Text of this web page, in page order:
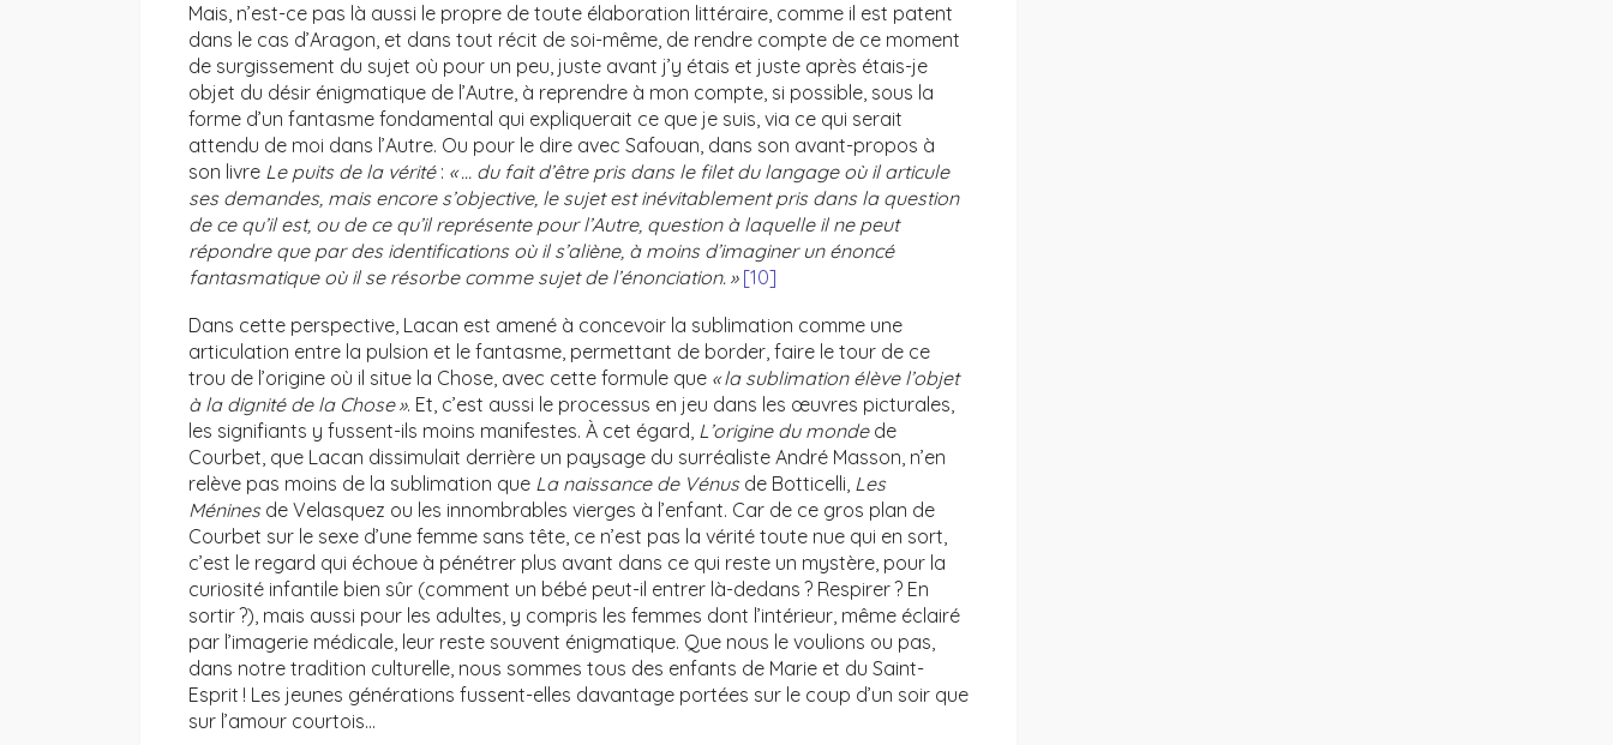
Mais, n’est-ce pas là aussi le propre de toute élaboration littéraire, comme il est patent
dans le cas d’Aragon, et dans tout récit de soi-même, de rendre compte de ce moment
de surgissement du sujet où pour un peu, juste avant j’y étais et juste après étais-je
objet du désir énigmatique de l’Autre, à reprendre à mon compte, si possible, sous la
forme d’un fantasme fondamental qui expliquerait ce que je suis, via ce qui serait
attendu de moi dans l’Autre. Ou pour le dire avec Safouan, dans son avant-propos à
son livre Le puits de la vérité: « … du fait d’être pris dans le filet du langage où il articule
ses demandes, mais encore s’objective, le sujet est inévitablement pris dans la question
de ce qu’il est, ou de ce qu’il représente pour l’Autre, question à laquelle il ne peut
répondre que par des identifications où il s’aliène, à moins d’imaginer un énoncé
fantasmatique où il se résorbe comme sujet de l’énonciation. » [10]
Dans cette perspective, Lacan est amené à concevoir la sublimation comme une
articulation entre la pulsion et le fantasme, permettant de border, faire le tour de ce
trou de l’origine où il situe la Chose, avec cette formule que « la sublimation élève l’objet
à la dignité de la Chose ». Et, c’est aussi le processus en jeu dans les œuvres picturales,
les signifiants y fussent-ils moins manifestes. À cet égard, L’origine du mondede
Courbet, que Lacan dissimulait derrière un paysage du surréaliste André Masson, n’en
relève pas moins de la sublimation que La naissance de Vénus de Botticelli, Les
Ménines de Velasquez ou les innombrables vierges à l’enfant. Car de ce gros plan de
Courbet sur le sexe d’une femme sans tête, ce n’est pas la vérité toute nue qui en sort,
c’est le regard qui échoue à pénétrer plus avant dans ce qui reste un mystère, pour la
curiosité infantile bien sûr (comment un bébé peut-il entrer là-dedans ? Respirer ? En
sortir ?), mais aussi pour les adultes, y compris les femmes dont l’intérieur, même éclairé
par l’imagerie médicale, leur reste souvent énigmatique. Que nous le voulions ou pas,
dans notre tradition culturelle, nous sommes tous des enfants de Marie et du Saint-
Esprit ! Les jeunes générations fussent-elles davantage portées sur le coup d’un soir que
sur l’amour courtois…